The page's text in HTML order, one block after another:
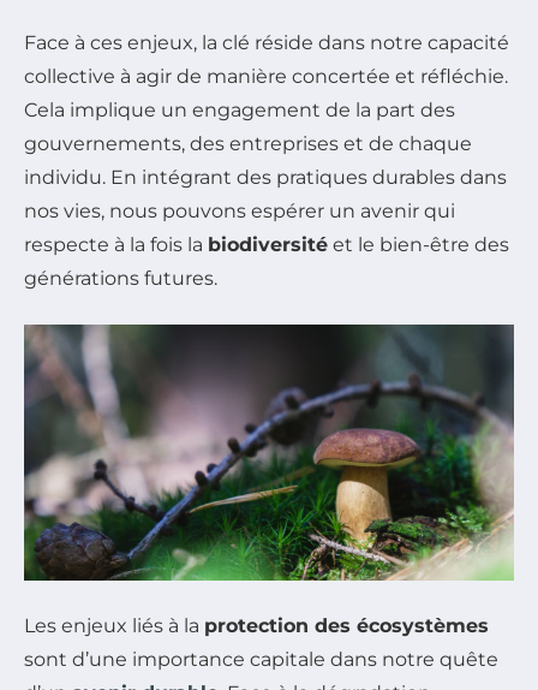
Face à ces enjeux, la clé réside dans notre capacité
collective à agir de manière concertée et réfléchie.
Cela implique un engagement de la part des
gouvernements, des entreprises et de chaque
individu. En intégrant des pratiques durables dans
nos vies, nous pouvons espérer un avenir qui
respecte à la fois la biodiversité et le bien-être des
générations futures.
Les enjeux liés à la protection des écosystèmes
sont d’une importance capitale dans notre quête